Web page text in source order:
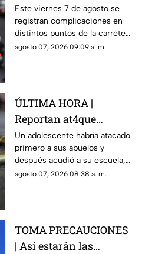
vehicular HOY en la
autopista México
Querétaro
Este viernes 7 de agosto se
registran complicaciones en
distintos puntos de la carretera
57; toma precauciones y
agosto 07, 2026 09:09 a. m.
ÚLTIMA HORA |
Reportan at4que
arm4do en secundaria;
reportan mu3rtos y
decenas de heridos
(+VIDEO DELICADO)
Un adolescente habría atacado
primero a sus abuelos y
después acudió a su escuela,
donde abrió fuego contra
agosto 07, 2026 08:38 a. m.
TOMA PRECAUCIONES
| Así estarán las